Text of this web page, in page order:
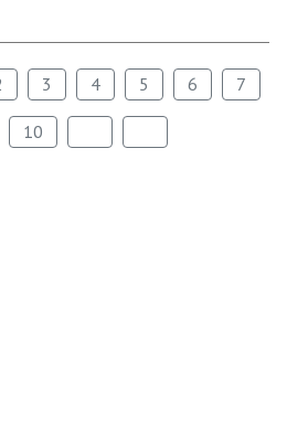
3 4 5 6 7
10